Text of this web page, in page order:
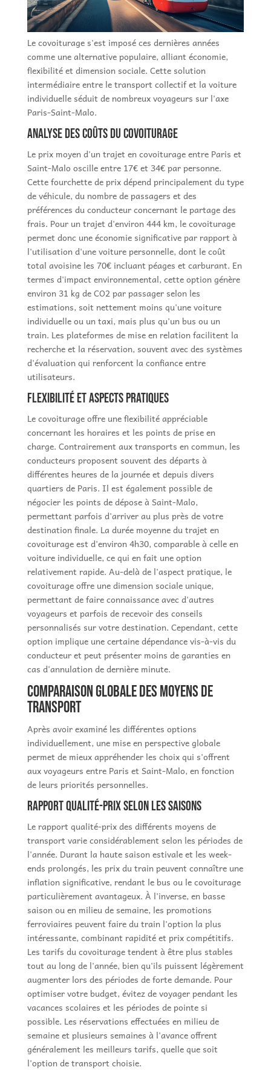
Le covoiturage s'est imposé ces dernières années
comme une alternative populaire, alliant économie,
flexibilité et dimension sociale. Cette solution
intermédiaire entre le transport collectif et la voiture
individuelle séduit de nombreux voyageurs sur l'axe
Paris-Saint-Malo.
Analyse des coûts du covoiturage
Le prix moyen d'un trajet en covoiturage entre Paris et
Saint-Malo oscille entre 17€ et 34€ par personne.
Cette fourchette de prix dépend principalement du type
de véhicule, du nombre de passagers et des
préférences du conducteur concernant le partage des
frais. Pour un trajet d'environ 444 km, le covoiturage
permet donc une économie significative par rapport à
l'utilisation d'une voiture personnelle, dont le coût
total avoisine les 70€ incluant péages et carburant. En
termes d'impact environnemental, cette option génère
environ 31 kg de CO2 par passager selon les
estimations, soit nettement moins qu'une voiture
individuelle ou un taxi, mais plus qu'un bus ou un
train. Les plateformes de mise en relation facilitent la
recherche et la réservation, souvent avec des systèmes
d'évaluation qui renforcent la confiance entre
utilisateurs.
Flexibilité et aspects pratiques
Le covoiturage offre une flexibilité appréciable
concernant les horaires et les points de prise en
charge. Contrairement aux transports en commun, les
conducteurs proposent souvent des départs à
différentes heures de la journée et depuis divers
quartiers de Paris. Il est également possible de
négocier les points de dépose à Saint-Malo,
permettant parfois d'arriver au plus près de votre
destination finale. La durée moyenne du trajet en
covoiturage est d'environ 4h30, comparable à celle en
voiture individuelle, ce qui en fait une option
relativement rapide. Au-delà de l'aspect pratique, le
covoiturage offre une dimension sociale unique,
permettant de faire connaissance avec d'autres
voyageurs et parfois de recevoir des conseils
personnalisés sur votre destination. Cependant, cette
option implique une certaine dépendance vis-à-vis du
conducteur et peut présenter moins de garanties en
cas d'annulation de dernière minute.
Comparaison globale des moyens de
transport
Après avoir examiné les différentes options
individuellement, une mise en perspective globale
permet de mieux appréhender les choix qui s'offrent
aux voyageurs entre Paris et Saint-Malo, en fonction
de leurs priorités personnelles.
Rapport qualité-prix selon les saisons
Le rapport qualité-prix des différents moyens de
transport varie considérablement selon les périodes de
l'année. Durant la haute saison estivale et les week-
ends prolongés, les prix du train peuvent connaître une
inflation significative, rendant le bus ou le covoiturage
particulièrement avantageux. À l'inverse, en basse
saison ou en milieu de semaine, les promotions
ferroviaires peuvent faire du train l'option la plus
intéressante, combinant rapidité et prix compétitifs.
Les tarifs du covoiturage tendent à être plus stables
tout au long de l'année, bien qu'ils puissent légèrement
augmenter lors des périodes de forte demande. Pour
optimiser votre budget, évitez de voyager pendant les
vacances scolaires et les périodes de pointe si
possible. Les réservations effectuées en milieu de
semaine et plusieurs semaines à l'avance offrent
généralement les meilleurs tarifs, quelle que soit
l'option de transport choisie.